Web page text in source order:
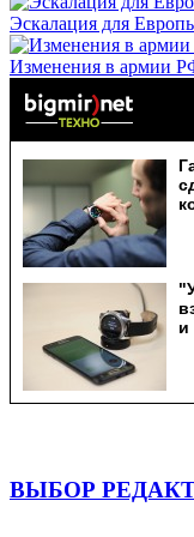
Эскалация для
Изменения в армии
ВЫБОР